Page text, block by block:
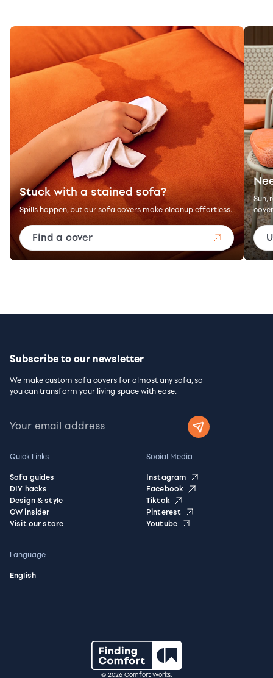
Stuck with a stained sofa?
Spills happen, but our sofa covers make cleanup effortless.
Find a cover
Sun,
Subscribe to our newsletter
We make custom sofa covers for almost any sofa, so
you can transform your living space with ease.
Quick Links
Sofa guides
DIY hacks
Design & style
CW insider
Visit our store
Social Media
Instagram
Facebook
Tiktok
Pinterest
Youtube
Language
English
© 2026 Comfort Works.